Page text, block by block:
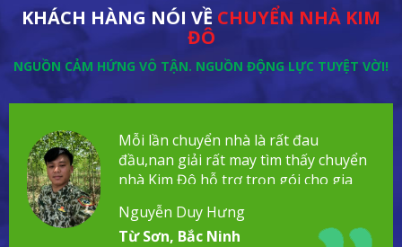
KHÁCH HÀNG NÓI VỀ CHUYỂN NHÀ KIM
ĐÔ
NGUỒN CẢM HỨNG VÔ TẬN. NGUỒN ĐỘNG LỰC TUYỆT VỜI!
Mỗi lần chuyển nhà là rất đau
đầu,nan giải rất may tìm thấy chuyển
nhà Kim Đô hỗ trợ trọn gói cho gia
Nguyễn Duy Hưng
Từ Sơn, Bắc Ninh